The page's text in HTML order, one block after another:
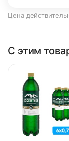
Цена
С этим